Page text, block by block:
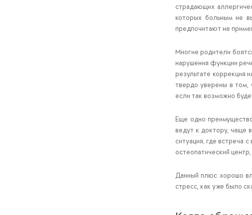
страдающих
которых больным не
предпочитают не
Многие родители
нарушения функции
результате коррекция
твердо уверены в том,
если так возможно
Еще одно
ведут к доктору, чаще
ситуация, где встреча
остеопатический
Данный плюс хорошо
стресс, как уже было